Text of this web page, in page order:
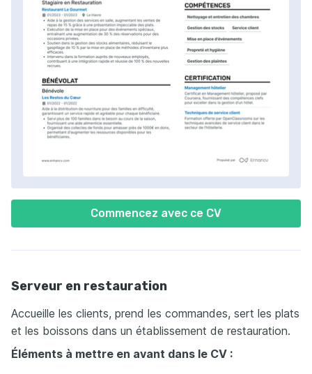
Commencez avec ce CV
Serveur en restauration
Accueille les clients, prend les commandes, sert les plats
et les boissons dans un établissement de restauration.
Éléments à mettre en avant dans le CV :